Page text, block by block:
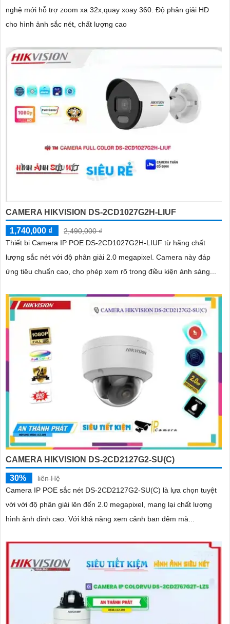
nghệ mới hỗ trợ zoom xa 32x,quay xoay 360. Độ phân giải HD
cho hình ảnh sắc nét, chất lượng cao
CAMERA HIKVISION DS-2CD1027G2H-LIUF
1,740,000 ₫
2,490,000 ₫
Thiết bị Camera IP POE DS-2CD1027G2H-LIUF từ hãng chất
lượng sắc nét với độ phân giải 2.0 megapixel. Camera này đáp
ứng tiêu chuẩn cao, cho phép xem rõ trong điều kiện ánh sáng...
CAMERA HIKVISION DS-2CD2127G2-SU(C)
30%
liên Hệ
Camera IP POE sắc nét DS-2CD2127G2-SU(C) là lựa chọn tuyệt
vời với độ phân giải lên đến 2.0 megapixel, mang lại chất lượng
hình ảnh đỉnh cao. Với khả năng xem cảnh ban đêm mà...